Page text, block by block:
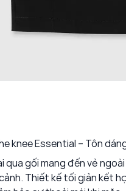
knee Essential – Tôn
qua gối mang đến vẻ
Thiết kế tối giản kết